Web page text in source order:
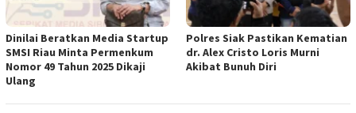
Dinilai Beratkan Media Startup
SMSI Riau Minta Permenkum
Nomor 49 Tahun 2025 Dikaji
Ulang
Polres Siak Pastikan Kematian
dr. Alex Cristo Loris Murni
Akibat Bunuh Diri